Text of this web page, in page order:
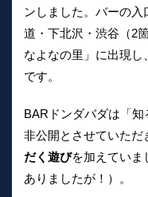
ンしました。バーの
道・下北沢・渋谷（2
なよなの里」に出現
です。
BARドンダバダは「
非公開とさせていただ
だく遊びを加えていま
ありましたが！）。